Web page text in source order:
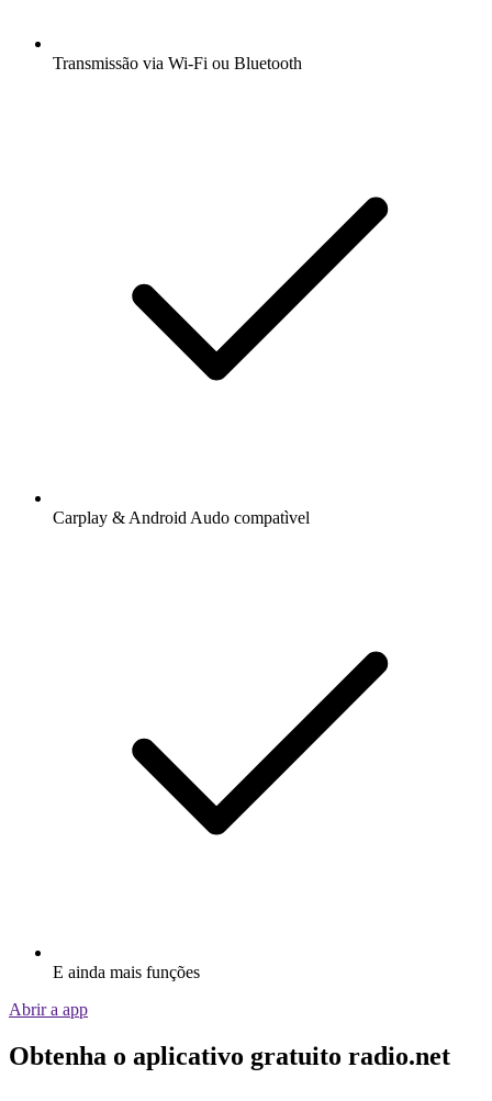
Transmissão via Wi-Fi ou Bluetooth
Carplay & Android Audo compatìvel
E ainda mais funções
Abrir a app
Obtenha o aplicativo gratuito radio.net